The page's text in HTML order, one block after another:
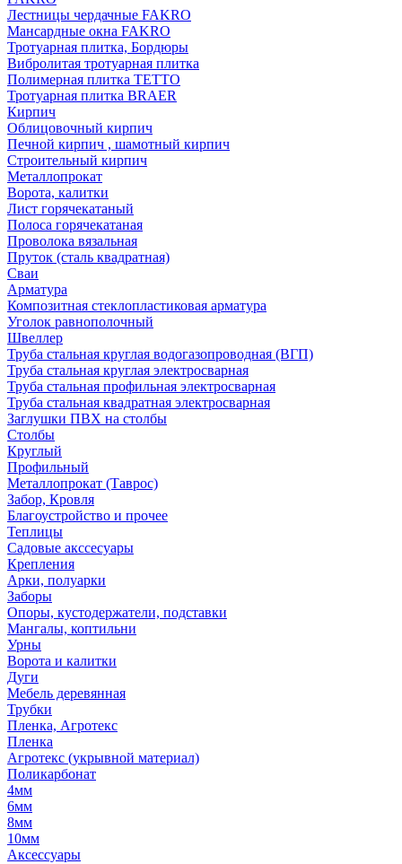
Лестницы чердачные FAKRO
Мансардные окна FAKRO
Тротуарная плитка, Бордюры
Вибролитая тротуарная плитка
Полимерная плитка TETTO
Тротуарная плитка BRAER
Кирпич
Облицовочный кирпич
Печной кирпич , шамотный кирпич
Строительный кирпич
Металлопрокат
Ворота, калитки
Лист горячекатаный
Полоса горячекатаная
Проволока вязальная
Пруток (сталь квадратная)
Сваи
Арматура
Композитная стеклопластиковая арматура
Уголок равнополочный
Швеллер
Труба стальная круглая водогазопроводная (ВГП)
Труба стальная круглая электросварная
Труба стальная профильная электросварная
Труба стальная квадратная электросварная
Заглушки ПВХ на столбы
Столбы
Круглый
Профильный
Металлопрокат (Таврос)
Забор, Кровля
Благоустройство и прочее
Теплицы
Садовые акссесуары
Крепления
Арки, полуарки
Заборы
Опоры, кустодержатели, подставки
Мангалы, коптильни
Урны
Ворота и калитки
Дуги
Мебель деревянная
Трубки
Пленка, Агротекс
Пленка
Агротекс (укрывной материал)
Поликарбонат
4мм
6мм
8мм
10мм
Аксессуары